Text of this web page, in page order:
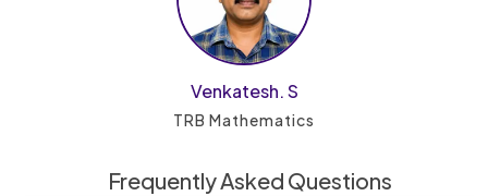
Venkatesh. S
TRB Mathematics
Frequently Asked Questions